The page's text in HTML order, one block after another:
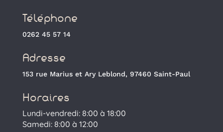
Téléphone
0262 45 57 14
Adresse
153 rue Marius et Ary Leblond, 97460 Saint-Paul
Horaires
Lundi-vendredi: 8:00 à 18:00
Samedi: 8:00 à 12:00